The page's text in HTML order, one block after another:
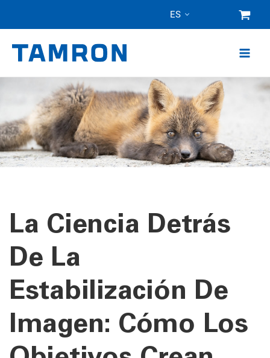
contenido
ES
La Ciencia Detrás
De La
Estabilización De
Imagen: Cómo Los